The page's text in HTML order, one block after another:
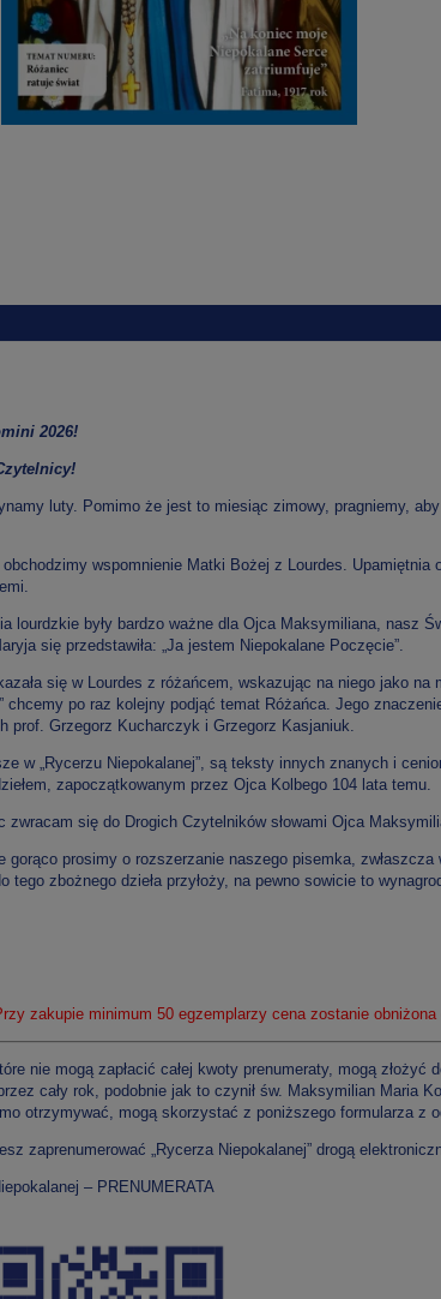
2026!
luty. Pomimo że jest to miesiąc zimowy, pragniemy,
obchodzimy wspomnienie Matki Bożej z Lourdes. Upamiętnia
lourdzkie były bardzo ważne dla Ojca Maksymiliana, nasz
się przedstawiła: „Ja jestem Niepokalane Poczęcie”.
się w Lourdes z różańcem, wskazując na niego jako
chcemy po raz kolejny podjąć temat Różańca. Jego
prof. Grzegorz Kucharczyk i Grzegorz Kasjaniuk.
w „Rycerzu Niepokalanej”, są teksty innych znanych i
zapoczątkowanym przez Ojca Kolbego 104 lata temu.
zwracam się do Drogich Czytelników słowami Ojca
gorąco prosimy o rozszerzanie naszego pisemka,
tego zbożnego dzieła przyłoży, na pewno sowicie to
zakupie minimum 50 egzemplarzy cena zostanie
nie mogą zapłacić całej kwoty prenumeraty, mogą
cały rok, podobnie jak to czynił św. Maksymilian Maria
otrzymywać, mogą skorzystać z poniższego formularza z
zaprenumerować „Rycerza Niepokalanej” drogą
– PRENUMERATA